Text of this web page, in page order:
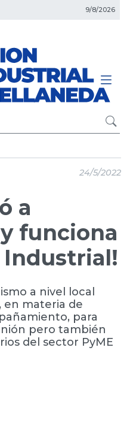
9/8/2026
24/5/2022
a
funciona
a nivel local
en materia de
para
pero también
del sector PyME